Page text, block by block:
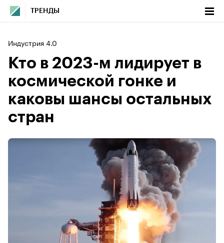
ТРЕНДЫ
Индустрия 4.0
Кто в 2023-м лидирует в
космической гонке и
каковы шансы остальных
стран